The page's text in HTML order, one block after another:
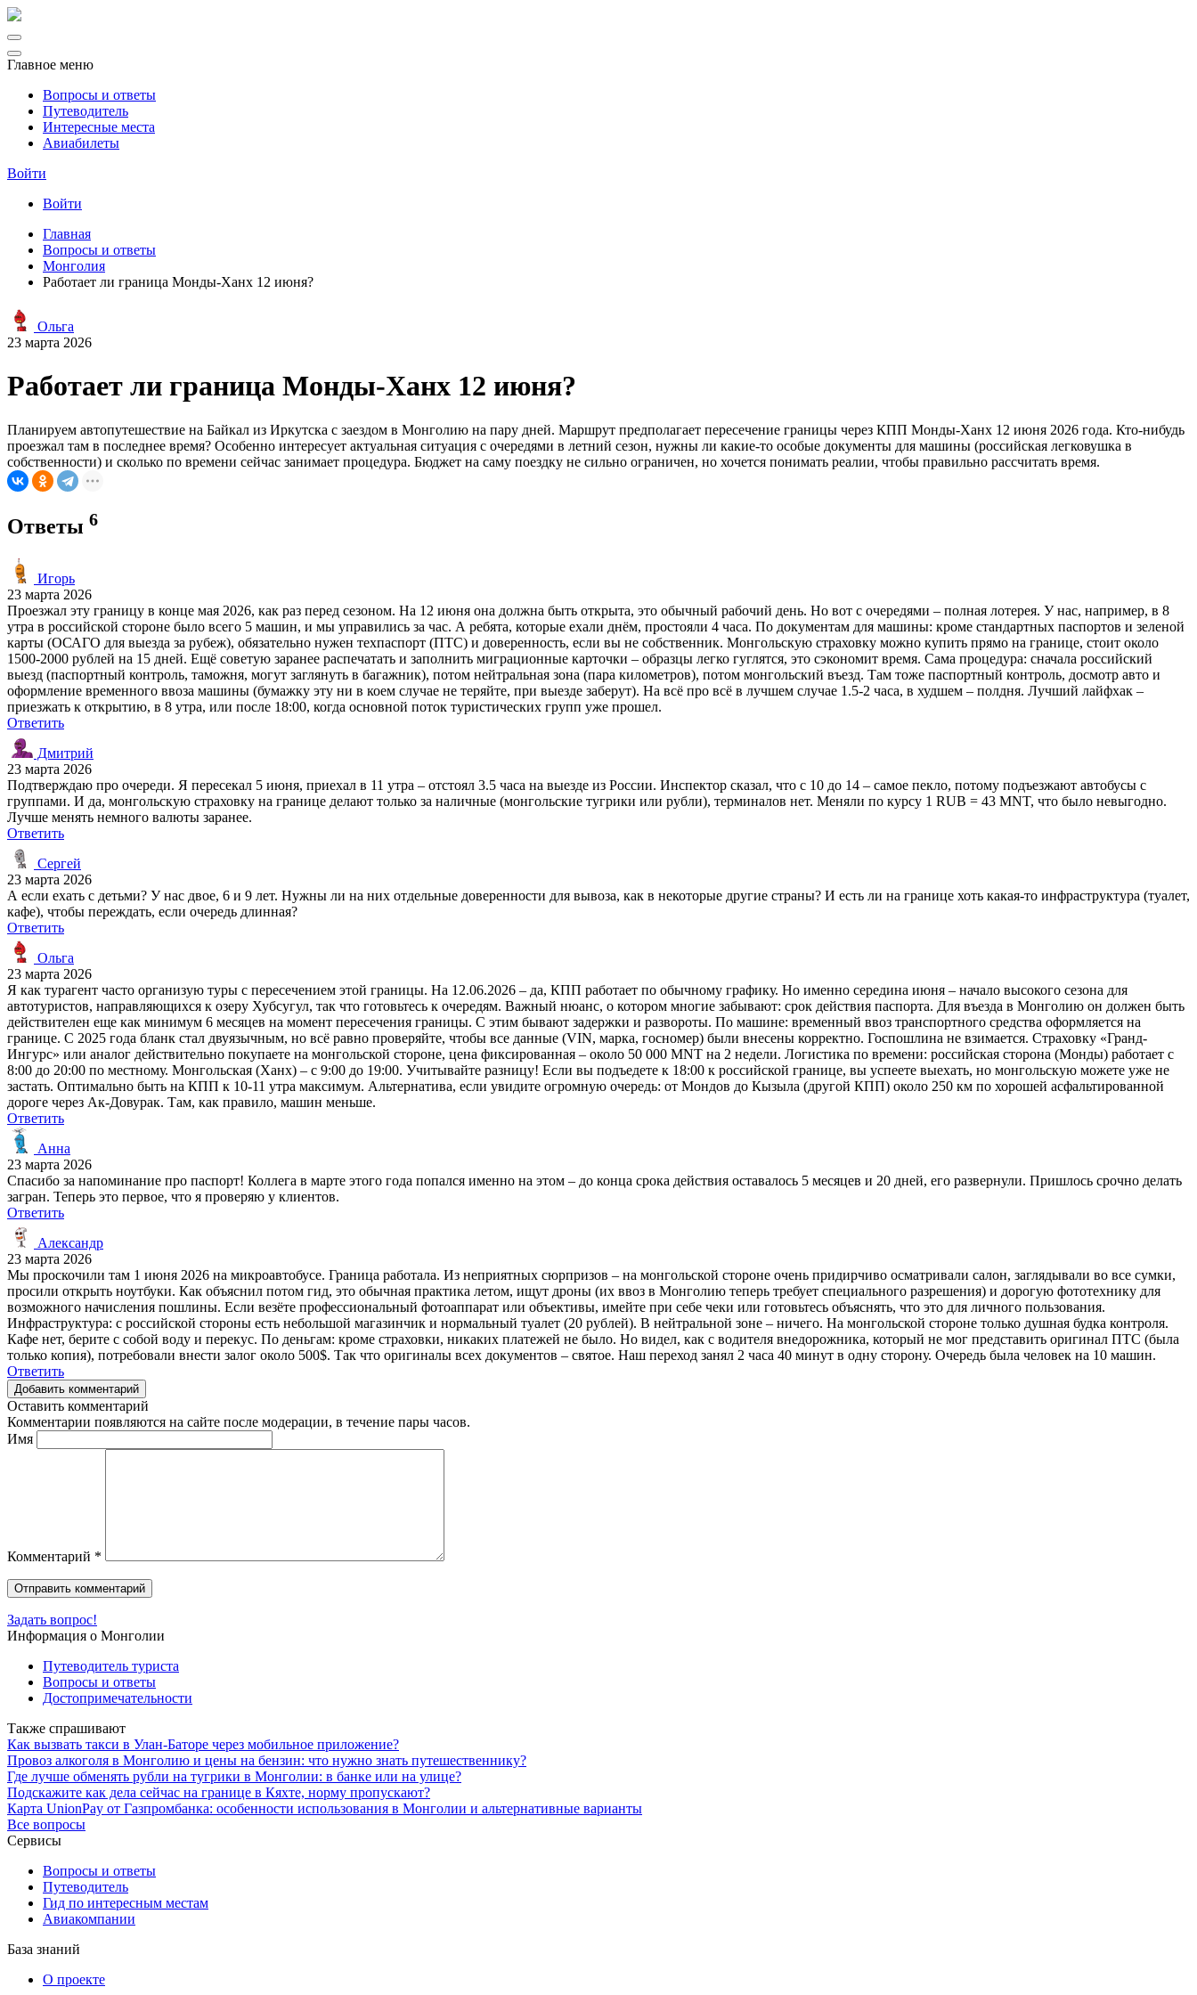
Главное меню
Вопросы и ответы
Путеводитель
Интересные места
Авиабилеты
Войти
Войти
Главная
Вопросы и ответы
Монголия
Работает ли граница Монды-Ханх 12 июня?
Ольга
23 марта 2026
Работает ли граница Монды-Ханх 12 июня?
Планируем автопутешествие на Байкал из Иркутска с заездом в Монголию на пару дней. Маршрут предполагает пересечение границы через КПП Монды-Ханх 12 июня 2026 года. Кто-нибудь
проезжал там в последнее время? Особенно интересует актуальная ситуация с очередями в летний сезон, нужны ли какие-то особые документы для машины (российская легковушка в
собственности) и сколько по времени сейчас занимает процедура. Бюджет на саму поездку не сильно ограничен, но хочется понимать реалии, чтобы правильно рассчитать время.
Ответы 6
Игорь
23 марта 2026
Проезжал эту границу в конце мая 2026, как раз перед сезоном. На 12 июня она должна быть открыта, это обычный рабочий день. Но вот с очередями – полная лотерея. У нас, например, в 8
утра в российской стороне было всего 5 машин, и мы управились за час. А ребята, которые ехали днём, простояли 4 часа. По документам для машины: кроме стандартных паспортов и зеленой
карты (ОСАГО для выезда за рубеж), обязательно нужен техпаспорт (ПТС) и доверенность, если вы не собственник. Монгольскую страховку можно купить прямо на границе, стоит около
1500-2000 рублей на 15 дней. Ещё советую заранее распечатать и заполнить миграционные карточки – образцы легко гуглятся, это сэкономит время. Сама процедура: сначала российский
выезд (паспортный контроль, таможня, могут заглянуть в багажник), потом нейтральная зона (пара километров), потом монгольский въезд. Там тоже паспортный контроль, досмотр авто и
оформление временного ввоза машины (бумажку эту ни в коем случае не теряйте, при выезде заберут). На всё про всё в лучшем случае 1.5-2 часа, в худшем – полдня. Лучший лайфхак –
приезжать к открытию, в 8 утра, или после 18:00, когда основной поток туристических групп уже прошел.
Ответить
Дмитрий
23 марта 2026
Подтверждаю про очереди. Я пересекал 5 июня, приехал в 11 утра – отстоял 3.5 часа на выезде из России. Инспектор сказал, что с 10 до 14 – самое пекло, потому подъезжают автобусы с
группами. И да, монгольскую страховку на границе делают только за наличные (монгольские тугрики или рубли), терминалов нет. Меняли по курсу 1 RUB = 43 MNT, что было невыгодно.
Лучше менять немного валюты заранее.
Ответить
Сергей
23 марта 2026
А если ехать с детьми? У нас двое, 6 и 9 лет. Нужны ли на них отдельные доверенности для вывоза, как в некоторые другие страны? И есть ли на границе хоть какая-то инфраструктура (туалет,
кафе), чтобы переждать, если очередь длинная?
Ответить
Ольга
23 марта 2026
Я как турагент часто организую туры с пересечением этой границы. На 12.06.2026 – да, КПП работает по обычному графику. Но именно середина июня – начало высокого сезона для
автотуристов, направляющихся к озеру Хубсугул, так что готовьтесь к очередям. Важный нюанс, о котором многие забывают: срок действия паспорта. Для въезда в Монголию он должен быть
действителен еще как минимум 6 месяцев на момент пересечения границы. С этим бывают задержки и развороты. По машине: временный ввоз транспортного средства оформляется на
границе. С 2025 года бланк стал двуязычным, но всё равно проверяйте, чтобы все данные (VIN, марка, госномер) были внесены корректно. Госпошлина не взимается. Страховку «Гранд-
Ингурс» или аналог действительно покупаете на монгольской стороне, цена фиксированная – около 50 000 MNT на 2 недели. Логистика по времени: российская сторона (Монды) работает с
8:00 до 20:00 по местному. Монгольская (Ханх) – с 9:00 до 19:00. Учитывайте разницу! Если вы подъедете к 18:00 к российской границе, вы успеете выехать, но монгольскую можете уже не
застать. Оптимально быть на КПП к 10-11 утра максимум. Альтернатива, если увидите огромную очередь: от Мондов до Кызыла (другой КПП) около 250 км по хорошей асфальтированной
дороге через Ак-Довурак. Там, как правило, машин меньше.
Ответить
Анна
23 марта 2026
Спасибо за напоминание про паспорт! Коллега в марте этого года попался именно на этом – до конца срока действия оставалось 5 месяцев и 20 дней, его развернули. Пришлось срочно делать
загран. Теперь это первое, что я проверяю у клиентов.
Ответить
Александр
23 марта 2026
Мы проскочили там 1 июня 2026 на микроавтобусе. Граница работала. Из неприятных сюрпризов – на монгольской стороне очень придирчиво осматривали салон, заглядывали во все сумки,
просили открыть ноутбуки. Как объяснил потом гид, это обычная практика летом, ищут дроны (их ввоз в Монголию теперь требует специального разрешения) и дорогую фототехнику для
возможного начисления пошлины. Если везёте профессиональный фотоаппарат или объективы, имейте при себе чеки или готовьтесь объяснять, что это для личного пользования.
Инфраструктура: с российской стороны есть небольшой магазинчик и нормальный туалет (20 рублей). В нейтральной зоне – ничего. На монгольской стороне только душная будка контроля.
Кафе нет, берите с собой воду и перекус. По деньгам: кроме страховки, никаких платежей не было. Но видел, как с водителя внедорожника, который не мог представить оригинал ПТС (была
только копия), потребовали внести залог около 500$. Так что оригиналы всех документов – святое. Наш переход занял 2 часа 40 минут в одну сторону. Очередь была человек на 10 машин.
Ответить
Добавить комментарий
Оставить комментарий
Комментарии появляются на сайте после модерации, в течение пары часов.
Имя
Комментарий *
Задать вопрос!
Информация о Монголии
Путеводитель туриста
Вопросы и ответы
Достопримечательности
Также спрашивают
Как вызвать такси в Улан-Баторе через мобильное приложение?
Провоз алкоголя в Монголию и цены на бензин: что нужно знать путешественнику?
Где лучше обменять рубли на тугрики в Монголии: в банке или на улице?
Подскажите как дела сейчас на границе в Кяхте, норму пропускают?
Карта UnionPay от Газпромбанка: особенности использования в Монголии и альтернативные варианты
Все вопросы
Сервисы
Вопросы и ответы
Путеводитель
Гид по интересным местам
Авиакомпании
База знаний
О проекте